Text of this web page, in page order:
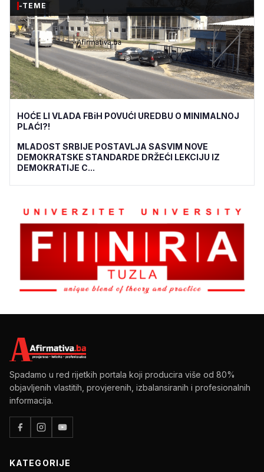
-TEME
HOĆE LI VLADA FBiH POVUĆI UREDBU O MINIMALNOJ
PLAĆI?!
MLADOST SRBIJE POSTAVLJA SASVIM NOVE
DEMOKRATSKE STANDARDE DRŽEĆI LEKCIJU IZ
DEMOKRATIJE C...
Spadamo u red rijetkih portala koji producira više od 80%
objavljenih vlastitih, provjerenih, izbalansiranih i profesionalnih
informacija.
KATEGORIJE